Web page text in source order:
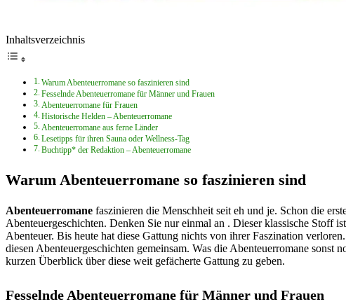
Inhaltsverzeichnis
Warum Abenteuerromane so faszinieren sind
Fesselnde Abenteuerromane für Männer und Frauen
Abenteuerromane für Frauen
Historische Helden – Abenteuerromane
Abenteuerromane aus ferne Länder
Lesetipps für ihren Sauna oder Wellness-Tag
Buchtipp* der Redaktion – Abenteuerromane
Warum Abenteuerromane so faszinieren sind
Abenteuerromane faszinieren die Menschheit seit eh und je. Schon die
Abenteuergeschichten. Denken Sie nur einmal an . Dieser klassische Stoff
Abenteuer. Bis heute hat diese Gattung nichts von ihrer Faszination
diesen Abenteuergeschichten gemeinsam. Was die Abenteuerromane
kurzen Überblick über diese weit gefächerte Gattung zu geben.
Fesselnde Abenteuerromane für Männer und Frauen